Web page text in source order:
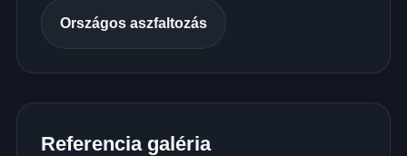
Országos aszfaltozás
Referencia galéria